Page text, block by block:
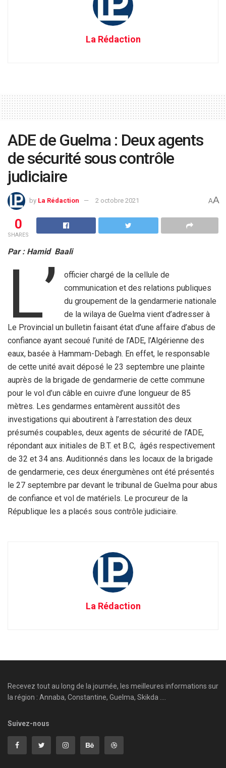
La Rédaction
ADE de Guelma : Deux agents
de sécurité sous contrôle
judiciaire
by La Rédaction 2 octobre 2021 AA
0
SHARES
Par : Hamid Baali
L’
officier chargé de la cellule de
communication et des relations publiques
du groupement de la gendarmerie nationale
de la wilaya de Guelma vient d’adresser à
Le Provincial un bulletin faisant état d’une affaire d’abus de
confiance ayant secoué l’unité de l’ADE, l’Algérienne des
eaux, basée à Hammam-Debagh. En effet, le responsable
de cette unité avait déposé le 23 septembre une plainte
auprès de la brigade de gendarmerie de cette commune
pour le vol d’un câble en cuivre d’une longueur de 85
mètres. Les gendarmes entamèrent aussitôt des
investigations qui aboutirent à l’arrestation des deux
présumés coupables, deux agents de sécurité de l’ADE,
répondant aux initiales de B.T. et B.C, âgés respectivement
de 32 et 34 ans. Auditionnés dans les locaux de la brigade
de gendarmerie, ces deux énergumènes ont été présentés
le 27 septembre par devant le tribunal de Guelma pour abus
de confiance et vol de matériels. Le procureur de la
République les a placés sous contrôle judiciaire.
La Rédaction
Recevez tout au long de la journée, les meilleures informations sur
la région : Annaba, Constantine, Guelma, Skikda ....
Suivez-nous